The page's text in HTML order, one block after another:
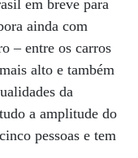
em breve para
ainda com
– entre os carros
alto e também
da
a amplitude do
pessoas e tem